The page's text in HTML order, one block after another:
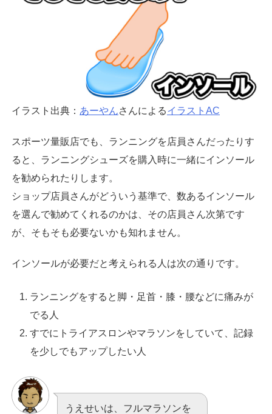
イラスト出典： あーやんさんによるイラストAC
スポーツ量販店でも、ランニングを店員さんだったりす
ると、ランニングシューズを購入時に一緒にインソール
を勧められたりします。
ショップ店員さんがどういう基準で、数あるインソール
を選んで勧めてくれるのかは、その店員さん次第です
が、そもそも必要ないかも知れません。
インソールが必要だと考えられる人は次の通りです。
ランニングをすると脚・足首・膝・腰などに痛みが
でる人
すでにトライアスロンやマラソンをしていて、記録
を少しでもアップしたい人
うえせいは、フルマラソンを